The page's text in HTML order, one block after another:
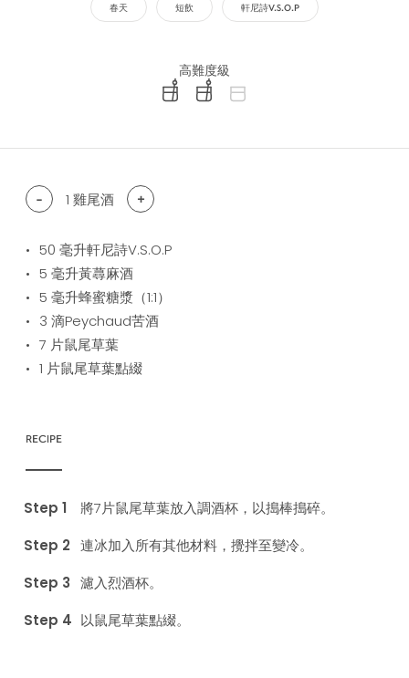
春天 短飲 軒尼詩V.S.O.P
高難度級
difficulty level: easy
difficulty level: intermediate
- 1 雞尾酒 +
50 毫升軒尼詩V.S.O.P
5 毫升黃蕁麻酒
5 毫升蜂蜜糖漿（1:1）
3 滴Peychaud苦酒
7 片鼠尾草葉
1 片鼠尾草葉點綴
RECIPE
將7片鼠尾草葉放入調酒杯，以搗棒搗碎。
連冰加入所有其他材料，攪拌至變冷。
濾入烈酒杯。
以鼠尾草葉點綴。